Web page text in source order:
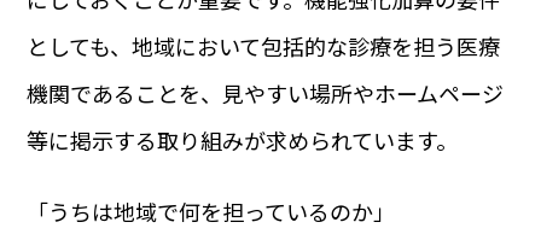
としても、地域において包括的な診療を担う医療
機関であることを、見やすい場所やホームページ
等に掲示する取り組みが求められています。
「うちは地域で何を担っているのか」